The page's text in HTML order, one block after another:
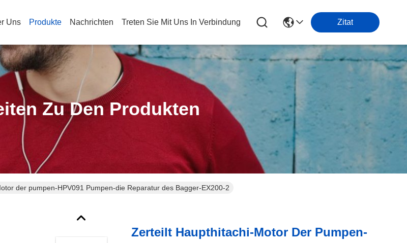
Uns Produkte Nachrichten Treten Sie Mit Uns In Verbindung Zitat
Zu Den Produkten
der pumpen-HPV091 Pumpen-die Reparatur des Bagger-EX200-2
Zerteilt Haupthitachi-Motor Der Pumpen-